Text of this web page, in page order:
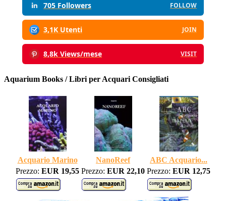
705 Followers FOLLOW
3,1K Utenti JOIN
8,8k Views/mese VISIT
Aquarium Books / Libri per Acquari Consigliati
Acquario Marino NanoReef
ABC Acquario...
Prezzo: EUR 19,55 Prezzo: EUR 22,10 Prezzo: EUR 12,75